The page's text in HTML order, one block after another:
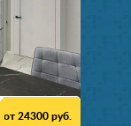
от 24300 руб.